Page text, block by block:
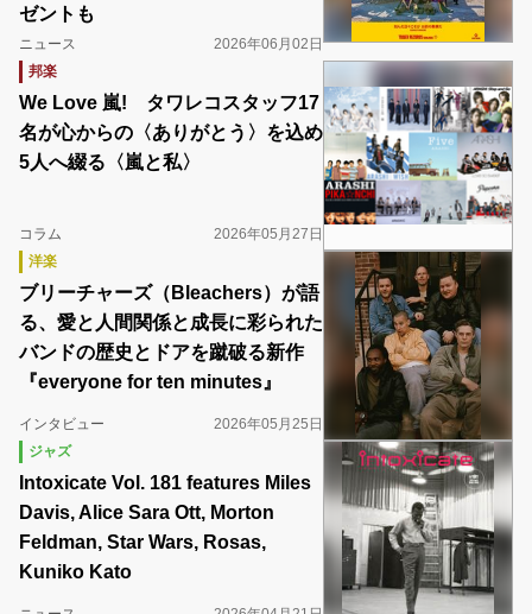
ゼントも
ニュース
2026年06月02日
邦楽
We Love 嵐! タワレコスタッフ17
名が心からの〈ありがとう〉を込め
5人へ綴る〈嵐と私〉
コラム
2026年05月27日
洋楽
ブリーチャーズ（Bleachers）が語
る、愛と人間関係と成長に彩られた
バンドの歴史とドアを蹴破る新作
『everyone for ten minutes』
インタビュー
2026年05月25日
ジャズ
Intoxicate Vol. 181 features Miles
Davis, Alice Sara Ott, Morton
Feldman, Star Wars, Rosas,
Kuniko Kato